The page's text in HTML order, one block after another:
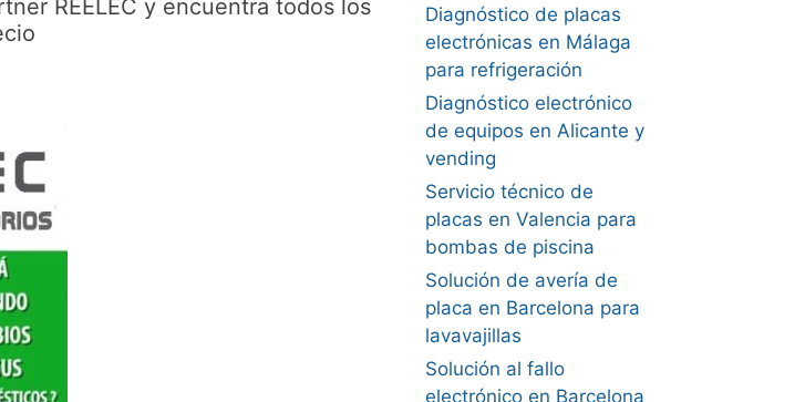
REELEC y encuentra todos los
Diagnóstico de placas
electrónicas en Málaga
para refrigeración
Diagnóstico electrónico
de equipos en Alicante y
vending
Servicio técnico de
placas en Valencia para
bombas de piscina
Solución de avería de
placa en Barcelona para
lavavajillas
Solución al fallo
electrónico en Barcelona